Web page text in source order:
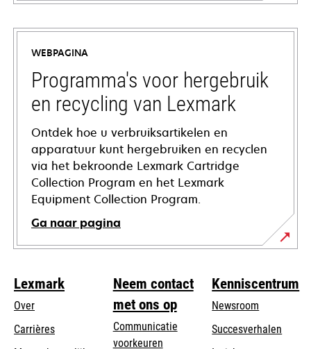
opens
in
new
tab
WEBPAGINA
Programma's voor hergebruik
en recycling van Lexmark
Ontdek hoe u verbruiksartikelen en
apparatuur kunt hergebruiken en recyclen
via het bekroonde Lexmark Cartridge
Collection Program en het Lexmark
Equipment Collection Program.
Ga naar pagina
Lexmark
Over
Carrières
Neem contact
met ons op
Communicatie
voorkeuren
Kenniscentrum
Newsroom
Succesverhalen